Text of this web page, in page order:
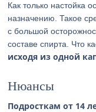
Как только настойка
назначению. Такое
с большой
составе спирта. Что
исходя из одной
Нюансы
Подросткам от 14